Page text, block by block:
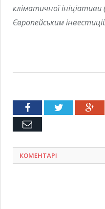
кліматичної
Європейським
FacebookTwitter
Емейл
КОМЕНТАРІ